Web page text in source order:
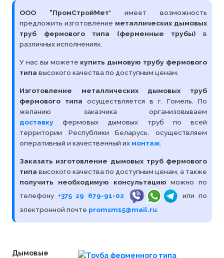
ООО "ПромСтройМет" имеет возможность
предложить изготовление металлических дымовых
труб фермового типа (ферменные трубы) в
различных исполнениях.
У нас вы можете купить дымовую трубу фермового
типа высокого качества по доступным ценам.
Изготовление металлических дымовых труб
фермового типа осуществляется в г. Гомель. По
желанию заказчика организовываем
доставкуфермовых дымовых труб по всей
территории Республики Беларусь, осуществляем
оперативный и качественный их монтаж.
Заказать изготовление дымовых труб фермового
типа высокого качества по доступным ценам, а также
получить необходимую консультацию можно по
телефону +375 29 679-91-02
или по
электронной почте promsm15@mail.ru.
Дымовые